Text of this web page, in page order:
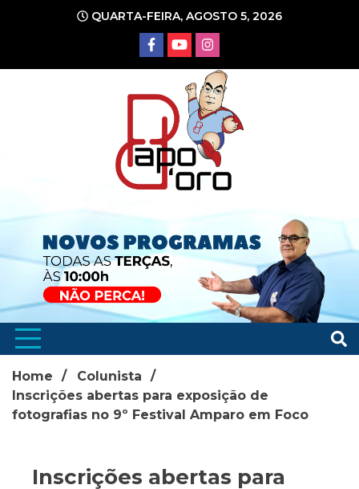
conteúdo
QUARTA-FEIRA, AGOSTO 5, 2026
Home
Colunista
Inscrições abertas para exposição de
fotografias no 9º Festival Amparo em Foco
Inscrições abertas para